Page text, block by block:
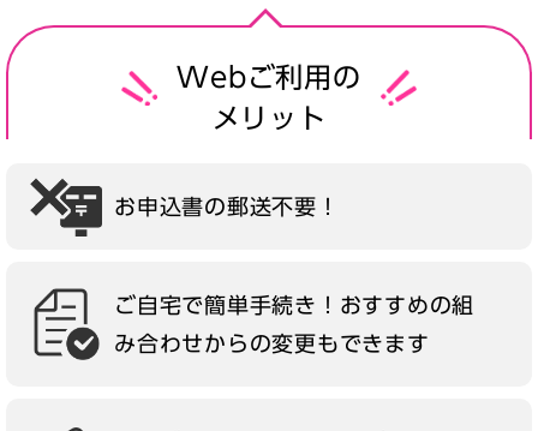
Webご利用の
メリット
お申込書の郵送不要！
ご自宅で簡単手続き！おすすめの組
み合わせからの変更もできます